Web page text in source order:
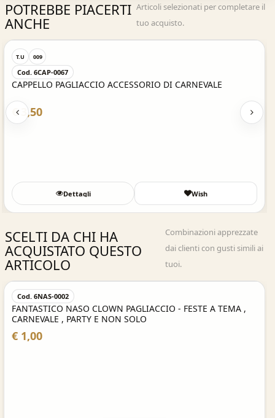
POTREBBE PIACERTI
ANCHE
Articoli selezionati per completare il
tuo acquisto.
Acquisto Veloce
T.U 009
Cod. 6CAP-0067
CAPPELLO PAGLIACCIO ACCESSORIO DI CARNEVALE
€ 3,50
Dettagli Wish
SCELTI DA CHI HA
ACQUISTATO QUESTO
ARTICOLO
Combinazioni apprezzate
dai clienti con gusti simili ai
tuoi.
Cod. 6NAS-0002
FANTASTICO NASO CLOWN PAGLIACCIO - FESTE A TEMA ,
CARNEVALE , PARTY E NON SOLO
€ 1,00